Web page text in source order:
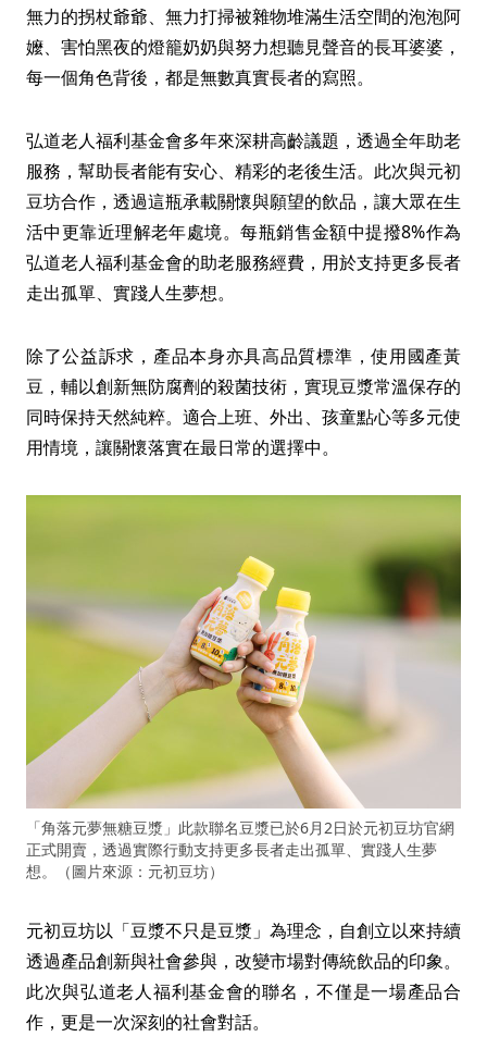
無力的拐杖爺爺、無力打掃被雜物堆滿生活空間的泡泡阿
嬤、害怕黑夜的燈籠奶奶與努力想聽見聲音的長耳婆婆，
每一個角色背後，都是無數真實長者的寫照。
弘道老人福利基金會多年來深耕高齡議題，透過全年助老
服務，幫助長者能有安心、精彩的老後生活。此次與元初
豆坊合作，透過這瓶承載關懷與願望的飲品，讓大眾在生
活中更靠近理解老年處境。每瓶銷售金額中提撥8%作為
弘道老人福利基金會的助老服務經費，用於支持更多長者
走出孤單、實踐人生夢想。
除了公益訴求，產品本身亦具高品質標準，使用國產黃
豆，輔以創新無防腐劑的殺菌技術，實現豆漿常溫保存的
同時保持天然純粹。適合上班、外出、孩童點心等多元使
用情境，讓關懷落實在最日常的選擇中。
「角落元夢無糖豆漿」此款聯名豆漿已於6月2日於元初豆坊官網
正式開賣，透過實際行動支持更多長者走出孤單、實踐人生夢
想。（圖片來源：元初豆坊）
元初豆坊以「豆漿不只是豆漿」為理念，自創立以來持續
透過產品創新與社會參與，改變市場對傳統飲品的印象。
此次與弘道老人福利基金會的聯名，不僅是一場產品合
作，更是一次深刻的社會對話。